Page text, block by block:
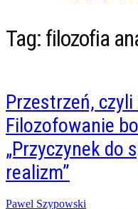
Tag: filozofia
Przestrzeń, czyli
Filozofowanie
„Przyczynek do
realizm”
Posted
Pawel Szypowski